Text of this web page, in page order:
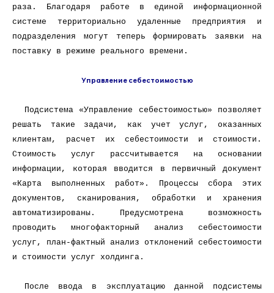
раза. Благодаря работе в единой информационной
системе территориально удаленные предприятия и
подразделения могут теперь формировать заявки на
поставку в режиме реального времени.
Управление себестоимостью
Подсистема «Управление себестоимостью» позволяет
решать такие задачи, как учет услуг, оказанных
клиентам, расчет их себестоимости и стоимости.
Стоимость услуг рассчитывается на основании
информации, которая вводится в первичный документ
«Карта выполненных работ». Процессы сбора этих
документов, сканирования, обработки и хранения
автоматизированы. Предусмотрена возможность
проводить многофакторный анализ себестоимости
услуг, план-фактный анализ отклонений себестоимости
и стоимости услуг холдинга.
После ввода в эксплуатацию данной подсистемы